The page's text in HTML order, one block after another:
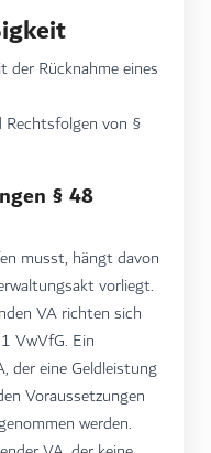
der Rücknahme eines
von §
§ 48
musst, hängt davon
vorliegt.
VA richten sich
VwVfG. Ein
der eine Geldleistung
Voraussetzungen
werden.